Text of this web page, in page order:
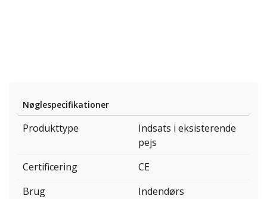
Nøglespecifikationer
Produkttype
Indsats i eksisterende
pejs
Certificering
CE
Brug
Indendørs